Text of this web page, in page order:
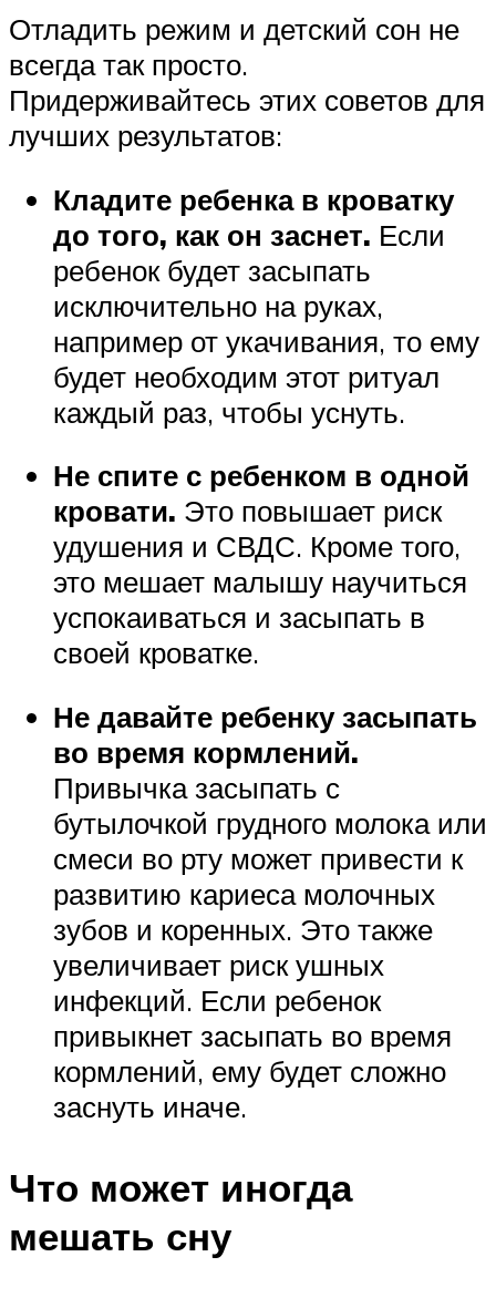
Отладить режим и детский сон не
всегда так просто.
Придерживайтесь этих советов для
лучших результатов:
Кладите ребенка в кроватку
до того, как он заснет. Если
ребенок будет засыпать
исключительно на руках,
например от укачивания, то ему
будет необходим этот ритуал
каждый раз, чтобы уснуть.
Не спите с ребенком в одной
кровати. Это повышает риск
удушения и СВДС. Кроме того,
это мешает малышу научиться
успокаиваться и засыпать в
своей кроватке.
Не давайте ребенку засыпать
во время кормлений.
Привычка засыпать с
бутылочкой грудного молока или
смеси во рту может привести к
развитию кариеса молочных
зубов и коренных. Это также
увеличивает риск ушных
инфекций. Если ребенок
привыкнет засыпать во время
кормлений, ему будет сложно
заснуть иначе.
Что может иногда
мешать сну